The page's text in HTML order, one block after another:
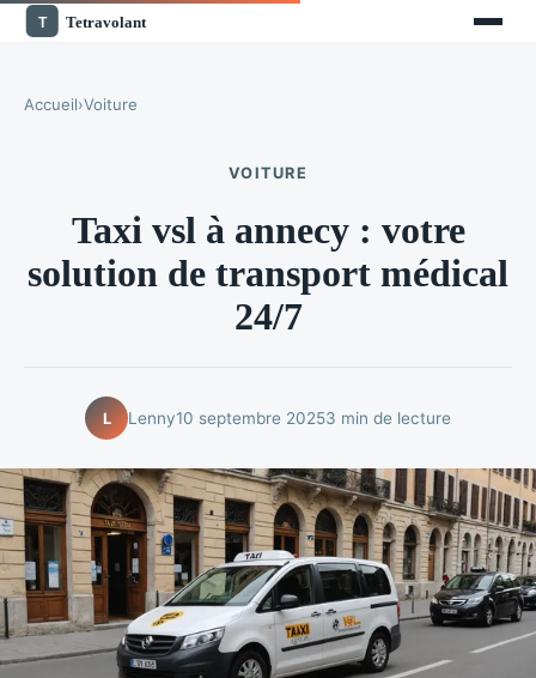
Accueil›Voiture
VOITURE
Taxi vsl à annecy : votre
solution de transport médical
24/7
L Lenny10 septembre 20253 min de lecture